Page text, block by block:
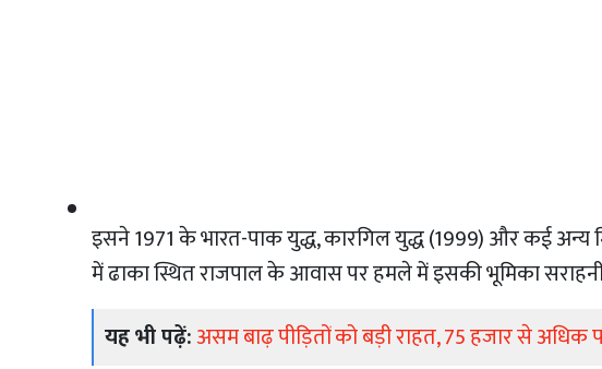
इसने 1971 के भारत-पाक युद्ध, कारगिल युद्ध (1999) और कई अन्य
में ढाका स्थित राजपाल के आवास पर हमले में इसकी भूमिका
यह भी पढ़ें:असम बाढ़ पीड़ितों को बड़ी राहत, 75 हजार से अधिक